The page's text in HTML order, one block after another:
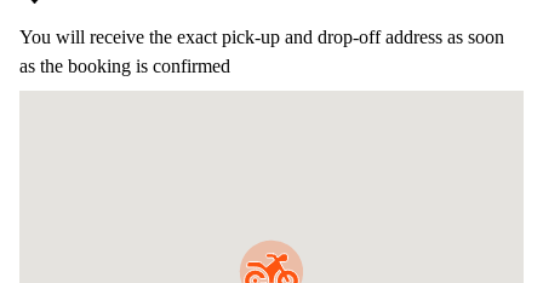
You will receive the exact pick-up and drop-off address as soon
as the booking is confirmed